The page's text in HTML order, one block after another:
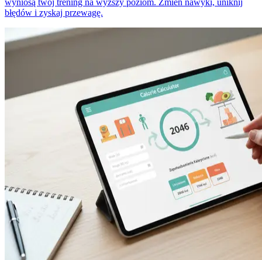
wyniosą twój trening na wyższy poziom. Zmień nawyki, uniknij
błędów i zyskaj przewagę.